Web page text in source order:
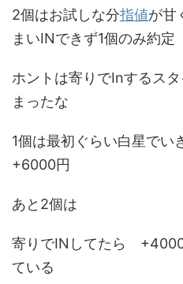
2個はお試しな分指値が甘
まいINできず1個のみ約定
ホントは寄りでInするス
まったな
1個は最初ぐらい白星で
+6000円
あと2個は
寄りでINしてたら
ている